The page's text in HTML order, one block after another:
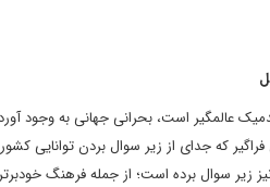
عالمگیر است، بحرانی جهانی به وجود
که جدای از زیر سوال بردن توانایی
زیر سوال برده است؛ از جمله فرهنگ